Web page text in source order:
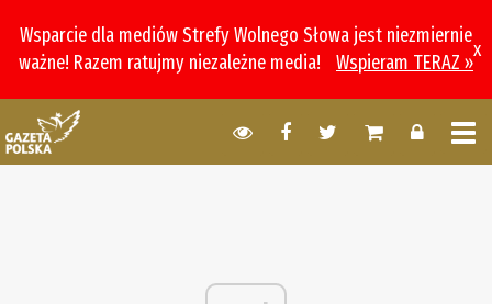
Wsparcie dla mediów Strefy Wolnego Słowa jest niezmiernie
ważne! Razem ratujmy niezależne media!
Wspieram TERAZ »
x